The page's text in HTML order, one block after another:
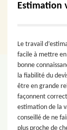
Estimation
Le travail
facile à mettre
bonne
la fiabilité du
être en grande
façonnent
estimation de la
conseillé de ne
plus proche de